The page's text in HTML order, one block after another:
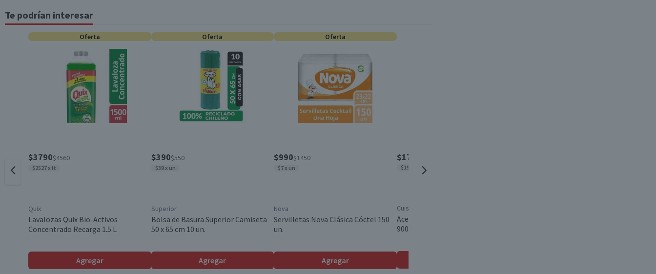
Tipo de Producto
Cloro
1 kg
Garantía Mínima Legal Válida hasta su fecha de caducidad
Te podrían interesar
Oferta
$3790$4560
$2527 x lt
Quix
Lavalozas Quix Bio-Activos
Concentrado Recarga 1.5 L
Agregar
Oferta
$390$550
$39 x un
Superior
Bolsa de Basura Superior Camiseta
50 x 65 cm 10 un.
Agregar
Oferta
$990$1450
$7 x un
Nova
Servilletas Nova Clásica Cóctel 150
un.
Agregar
$1790
$1989 x lt
Cuisine & Co
Aceite Vegetal Libre de Colesterol
900 ml